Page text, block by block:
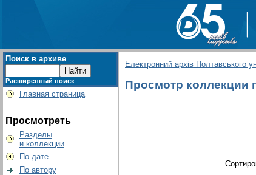
Поиск в архиве
Расширенный поиск
Главная страница
Просмотреть
Разделы
и коллекции
По дате
По автору
Електронний архів Полтавського
Просмотр коллекции